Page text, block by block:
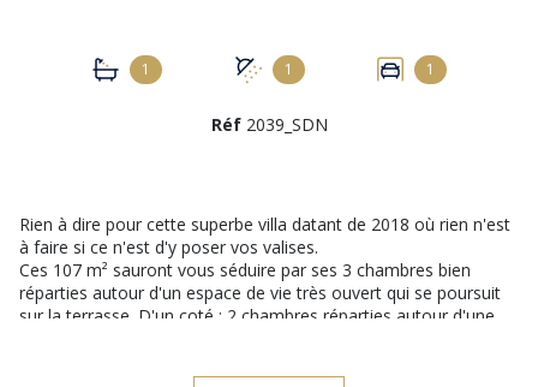
1 1 1
Réf 2039_SDN
Rien à dire pour cette superbe villa datant de 2018 où rien n'est
à faire si ce n'est d'y poser vos valises.
Ces 107 m² sauront vous séduire par ses 3 chambres bien
réparties autour d'un espace de vie très ouvert qui se poursuit
sur la terrasse. D'un coté : 2 chambres réparties autour d'une